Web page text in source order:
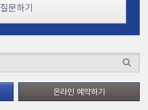
질문하기
온라인 예약하기